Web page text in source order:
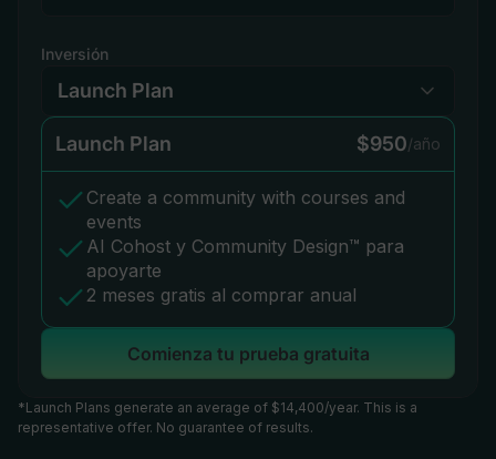
Inversión
Launch Plan $950/año
Create a community with courses and
events
AI Cohost y Community Design™ para
apoyarte
2 meses gratis al comprar anual
Comienza tu prueba gratuita
*Launch Plans generate an average of $14,400/year. This is a
representative offer. No guarantee of results.